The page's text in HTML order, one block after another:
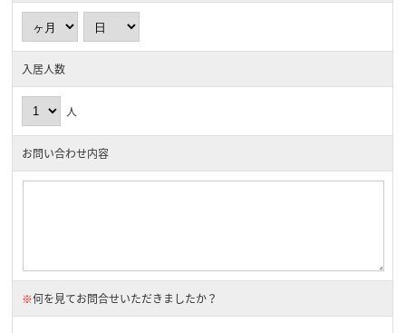
入居人数
人
お問い合わせ内容
※何を見てお問合せいただきましたか？